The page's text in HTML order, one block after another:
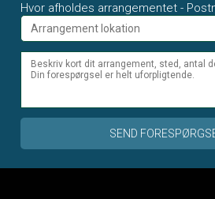
Hvor afholdes arrangementet -
SEND